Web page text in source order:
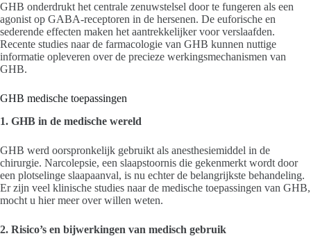
GHB onderdrukt het centrale zenuwstelsel door te fungeren als een
agonist op GABA-receptoren in de hersenen. De euforische en
sederende effecten maken het aantrekkelijker voor verslaafden.
Recente studies naar de farmacologie van GHB kunnen nuttige
informatie opleveren over de precieze werkingsmechanismen van
GHB.
GHB medische toepassingen
1. GHB in de medische wereld
GHB werd oorspronkelijk gebruikt als anesthesiemiddel in de
chirurgie. Narcolepsie, een slaapstoornis die gekenmerkt wordt door
een plotselinge slaapaanval, is nu echter de belangrijkste behandeling.
Er zijn veel klinische studies naar de medische toepassingen van GHB,
mocht u hier meer over willen weten.
2. Risico’s en bijwerkingen van medisch gebruik